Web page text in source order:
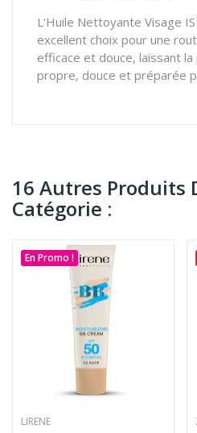
L'Huile Nettoyante Visage
excellent choix pour une
efficace et douce, laissant
propre, douce et préparée
16 Autres Produits
Catégorie :
En Promo !
LIRENE